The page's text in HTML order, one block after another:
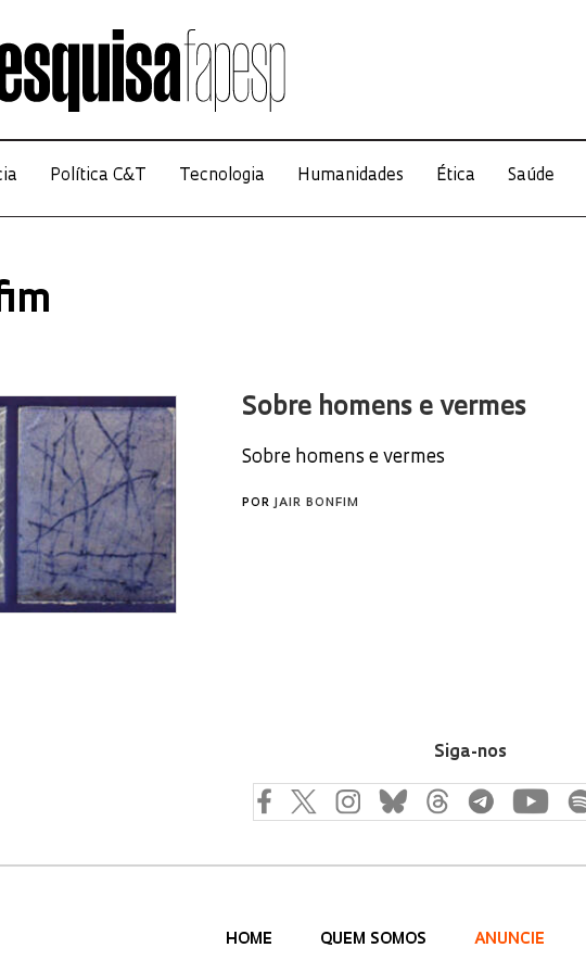
Política C&T Tecnologia Humanidades Ética Saúde
Sobre homens e vermes
Sobre homens e vermes
POR JAIR BONFIM
Siga-nos
HOME QUEM SOMOS ANUNCIE